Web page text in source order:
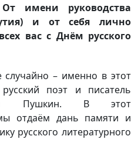
имени руководства
и от себя лично
вас с Днём русского
– именно в этот
поэт и писатель
Пушкин. В этот
отдаём дань памяти и
русского литературного